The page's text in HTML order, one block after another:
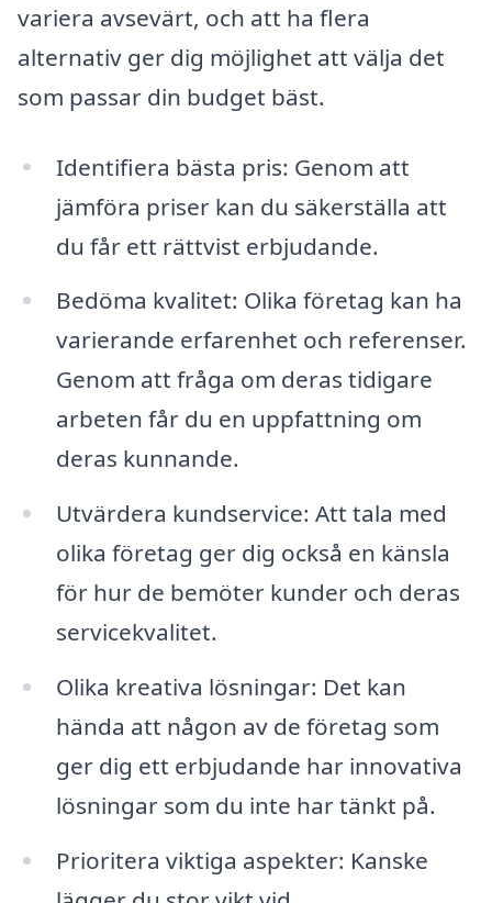
variera avsevärt, och att ha flera
alternativ ger dig möjlighet att välja det
som passar din budget bäst.
Identifiera bästa pris: Genom att
jämföra priser kan du säkerställa att
du får ett rättvist erbjudande.
Bedöma kvalitet: Olika företag kan ha
varierande erfarenhet och referenser.
Genom att fråga om deras tidigare
arbeten får du en uppfattning om
deras kunnande.
Utvärdera kundservice: Att tala med
olika företag ger dig också en känsla
för hur de bemöter kunder och deras
servicekvalitet.
Olika kreativa lösningar: Det kan
hända att någon av de företag som
ger dig ett erbjudande har innovativa
lösningar som du inte har tänkt på.
Prioritera viktiga aspekter: Kanske